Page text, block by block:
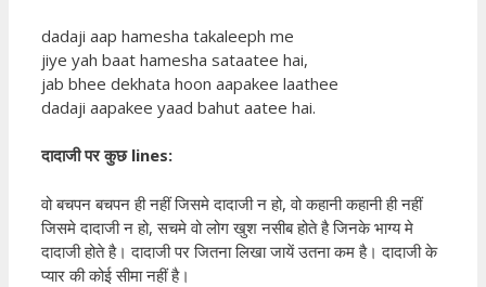
dadaji aap hamesha takaleeph me
jiye yah baat hamesha sataatee hai,
jab bhee dekhata hoon aapakee laathee
dadaji aapakee yaad bahut aatee hai.
दादाजी पर कुछ lines:
वो बचपन बचपन ही नहीं जिसमे दादाजी न हो, वो कहानी कहानी ही नहीं
जिसमे दादाजी न हो, सचमे वो लोग खुश नसीब होते है जिनके भाग्य मे
दादाजी होते है। दादाजी पर जितना लिखा जायें उतना कम है। दादाजी के
प्यार की कोई सीमा नहीं है।